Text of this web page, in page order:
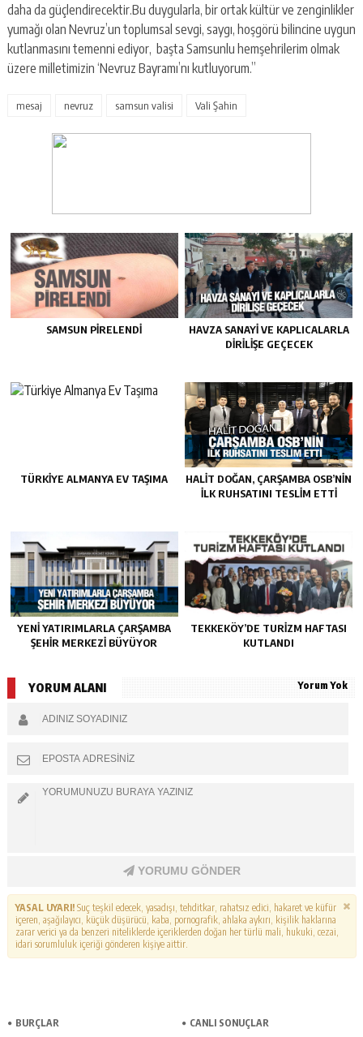
daha da güçlendirecektir.Bu duygularla, bir ortak kültür ve zenginlikler
yumağı olan Nevruz’un toplumsal sevgi, saygı, hoşgörü bilincine uygun
kutlanmasını temenni ediyor, başta Samsunlu hemşehrilerim olmak
üzere milletimizin ‘Nevruz Bayramı’nı kutluyorum.”
mesaj nevruz samsun valisi Vali Şahin
SAMSUN PIRELENDI
HAVZA SANAYI VE KAPLICALARLA
DIRILIŞE GEÇECEK
TÜRKIYE ALMANYA EV TAŞIMA
HALIT DOĞAN, ÇARŞAMBA OSB’NIN
İLK RUHSATINI TESLIM ETTI
YENI YATIRIMLARLA ÇARŞAMBA
ŞEHIR MERKEZI BÜYÜYOR
TEKKEKÖY’DE TURIZM HAFTASI
KUTLANDI
YORUM ALANI Yorum Yok
YORUMU GÖNDER
YASAL UYARI!Suç teşkil edecek, yasadışı, tehditkar, rahatsız edici, hakaret ve küfür
içeren, aşağılayıcı, küçük düşürücü, kaba, pornografik, ahlaka aykırı, kişilik haklarına
zarar verici ya da benzeri niteliklerde içeriklerden doğan her türlü mali, hukuki, cezai,
idari sorumluluk içeriği gönderen kişiye aittir.
BURÇLAR
CANLI SONUÇLAR